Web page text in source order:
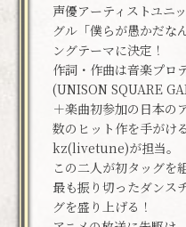
声優アーティストユニ
グル「僕らが愚かだな
ングテーマに決定！
作詞・作曲は音楽プロ
(UNISON SQUARE
＋楽曲初参加の日本の
数のヒット作を手がけ
kz(livetune)が担当。
この二人が初タッグを
最も振り切ったダンス
グを盛り上げる！